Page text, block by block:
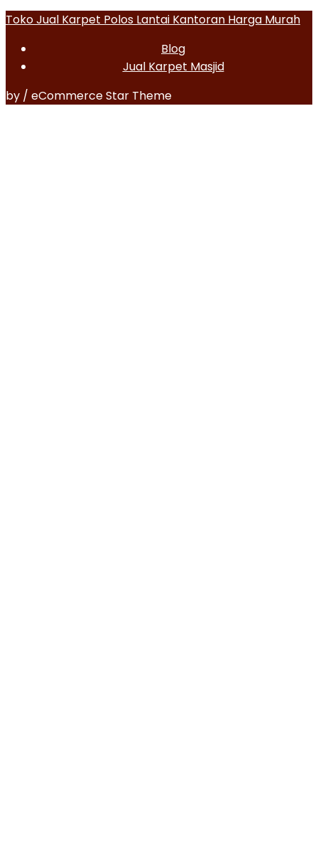
Toko Jual Karpet Polos Lantai Kantoran Harga Murah
Blog
Jual Karpet Masjid
by / eCommerce Star Theme